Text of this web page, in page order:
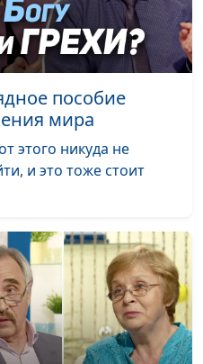
Довгель,
Довгель,
Довгель,
#370
Довгель,
#369
пособие
мира
этого никуда не
и это тоже стоит